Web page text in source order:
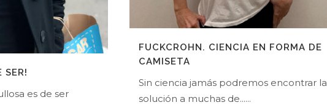
SER!
es de ser
FUCKCROHN. CIENCIA EN FORMA DE
CAMISETA
Sin ciencia jamás podremos encontrar la
solución a muchas de......